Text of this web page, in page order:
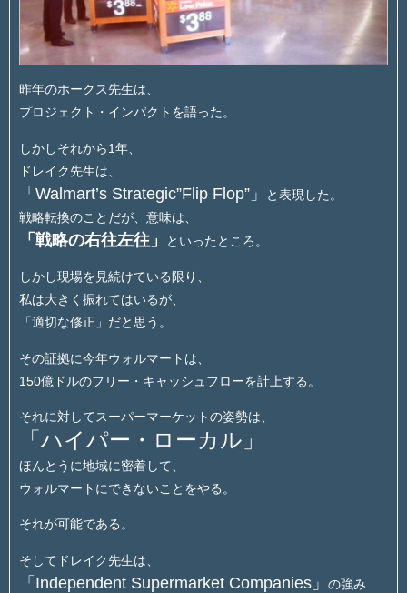
昨年のホークス先生は、
プロジェクト・インパクトを語った。
しかしそれから1年、
ドレイク先生は、
「Walmart’s Strategic”Flip Flop”」
と表現した。
戦略転換のことだが、意味は、
「戦略の右往左往」 といったところ。
しかし現場を見続けている限り、
私は大きく振れてはいるが、
「適切な修正」だと思う。
その証拠に今年ウォルマートは、
150億ドルのフリー・キャッシュフローを計上する。
それに対してスーパーマーケットの姿勢は、
「ハイパー・ローカル」
ほんとうに地域に密着して、
ウォルマートにできないことをやる。
それが可能である。
そしてドレイク先生は、
「Independent Supermarket Companies」
の強み